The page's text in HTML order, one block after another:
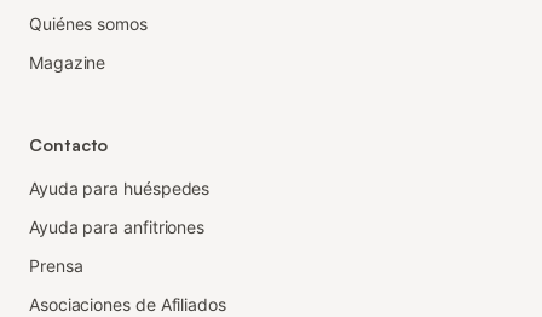
Quiénes somos
Magazine
Contacto
Ayuda para huéspedes
Ayuda para anfitriones
Prensa
Asociaciones de Afiliados